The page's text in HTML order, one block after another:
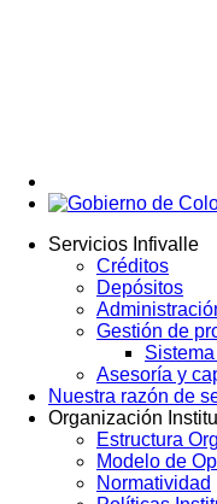
navigation
Servicios Infivalle
Créditos
Depósitos
Gestión de
Asesoría y
Nuestra razón de
Organización
Estructura
Modelo de
Normatividad